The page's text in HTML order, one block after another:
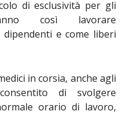
di esclusività per gli
così lavorare
dipendenti e come liberi
in corsia, anche agli
di svolgere
orario di lavoro,